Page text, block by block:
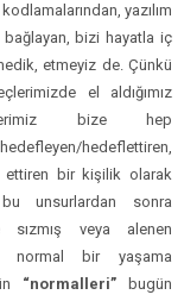
yazılım
bizi hayatla iç
etmeyiz de. Çünkü
el aldığımız
bize hep
hedeflettiren,
ettiren bir kişilik olarak
unsurlardan sonra
sızmış veya alenen
normal bir yaşama
“normalleri”bugün